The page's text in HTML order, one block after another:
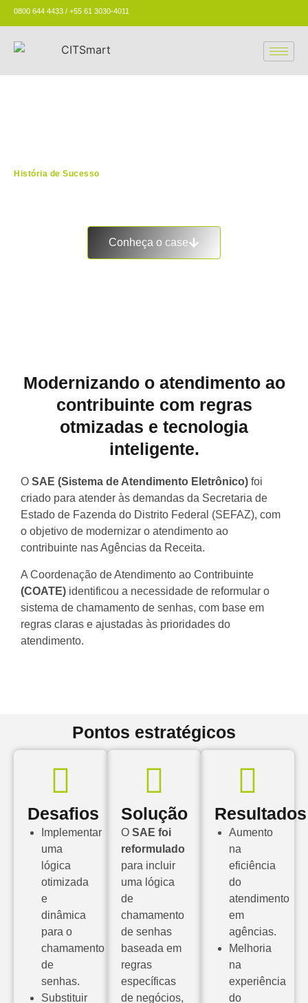
0800 644 4433 / +55 61 3030-4011
História de Sucesso
Conheça o case
Modernizando o atendimento ao
contribuinte com regras
otmizadas e tecnologia
inteligente.
O SAE (Sistema de Atendimento Eletrônico) foi
criado para atender às demandas da Secretaria de
Estado de Fazenda do Distrito Federal (SEFAZ), com
o objetivo de modernizar o atendimento ao
contribuinte nas Agências da Receita.
A Coordenação de Atendimento ao Contribuinte
(COATE) identificou a necessidade de reformular o
sistema de chamamento de senhas, com base em
regras claras e ajustadas às prioridades do
atendimento.
Pontos estratégicos
Desafios
Implementar
uma
lógica
otimizada
e
dinâmica
para o
chamamento
de
senhas.
Substituir
Solução
O SAE foi
reformulado
para incluir
uma lógica
de
chamamento
de senhas
baseada em
regras
específicas
de negócios,
Resultados
Aumento
na
eficiência
do
atendimento
em
agências.
Melhoria
na
experiência
do